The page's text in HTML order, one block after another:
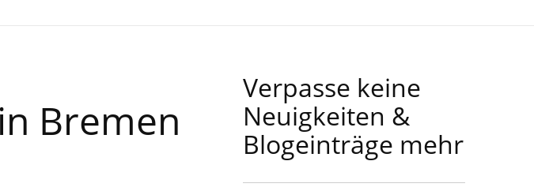
Bremen
Verpasse keine
Neuigkeiten &
Blogeinträge mehr